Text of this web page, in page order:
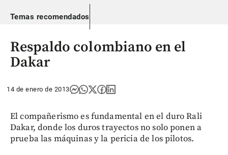
Temas recomendados
Respaldo colombiano en el
Dakar
14 de enero de 2013
El compañerismo es fundamental en el duro Rali
Dakar, donde los duros trayectos no solo ponen a
prueba las máquinas y la pericia de los pilotos.